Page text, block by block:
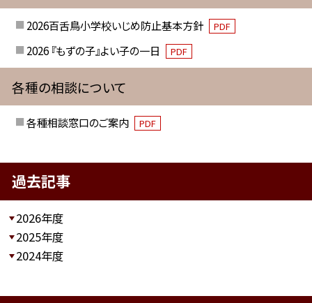
2026百舌鳥小学校いじめ防止基本方針 PDF
2026 『もずの子』よい子の一日 PDF
各種の相談について
各種相談窓口のご案内 PDF
過去記事
2026年度
2025年度
2024年度